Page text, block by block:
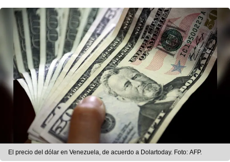
El precio del dólar en Venezuela, de acuerdo a Dolartoday. Foto: AFP.